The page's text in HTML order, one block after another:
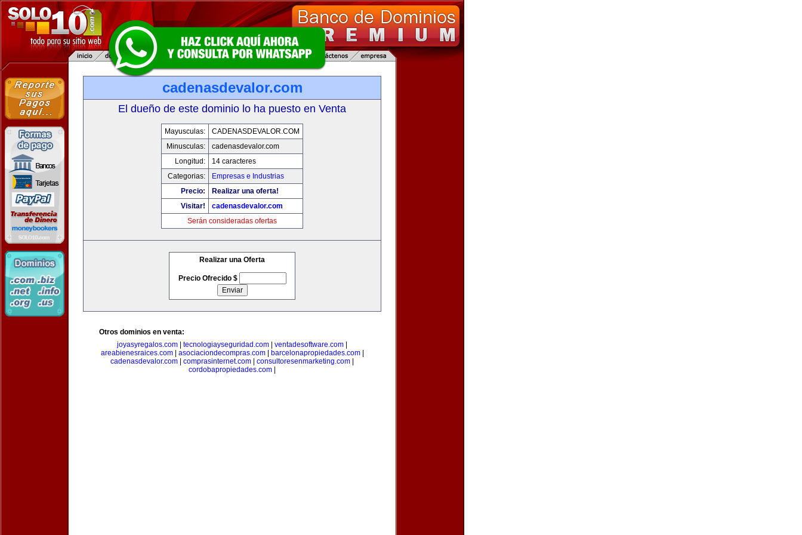
cadenasdevalor.com
El dueño de este dominio lo ha puesto en Venta
Mayusculas:
CADENASDEVALOR.COM
Minusculas:
cadenasdevalor.com
Longitud:
14 caracteres
Categorias:
Empresas e Industrias
Precio:
Realizar una oferta!
Visitar!
cadenasdevalor.com
Serán consideradas ofertas
Realizar una Oferta
Precio Ofrecido $
Otros dominios en venta:
joyasyregalos.com
tecnologiayseguridad.com ventadesoftware.com
areabienesraices.com| asociaciondecompras.com| barcelonapropiedades.com|
cadenasdevalor.com
comprasinternet.com consultoresenmarketing.com
cordobapropiedades.com